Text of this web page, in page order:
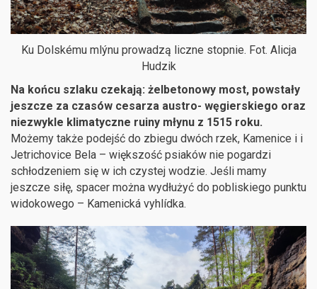
Ku Dolskému mlýnu prowadzą liczne stopnie. Fot. Alicja
Hudzik
Na końcu szlaku czekają: żelbetonowy most, powstały
jeszcze za czasów cesarza austro- węgierskiego oraz
niezwykle klimatyczne ruiny młynu z 1515 roku.
Możemy także podejść do zbiegu dwóch rzek, Kamenice i i
Jetrichovice Bela – większość psiaków nie pogardzi
schłodzeniem się w ich czystej wodzie. Jeśli mamy
jeszcze siłę, spacer można wydłużyć do pobliskiego punktu
widokowego – Kamenická vyhlídka.